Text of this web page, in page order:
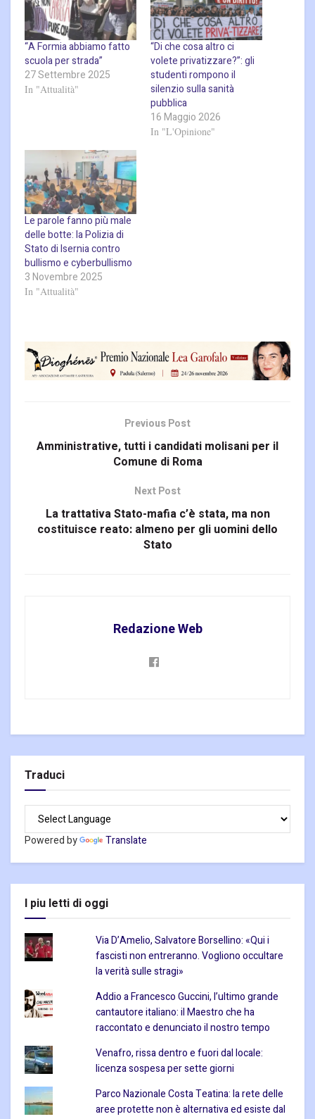
“A Formia abbiamo fatto
scuola per strada”
27 Settembre 2025
In "Attualità"
“Di che cosa altro ci
volete privatizzare?”: gli
studenti rompono il
silenzio sulla sanità
pubblica
16 Maggio 2026
In "L'Opinione"
Le parole fanno più male
delle botte: la Polizia di
Stato di Isernia contro
bullismo e cyberbullismo
3 Novembre 2025
In "Attualità"
Previous Post
Amministrative, tutti i candidati molisani per il
Comune di Roma
Next Post
La trattativa Stato-mafia c’è stata, ma non
costituisce reato: almeno per gli uomini dello
Stato
Redazione Web
Traduci
Powered by Translate
I piu letti di oggi
Via D’Amelio, Salvatore Borsellino: «Qui i
fascisti non entreranno. Vogliono occultare
la verità sulle stragi»
Addio a Francesco Guccini, l’ultimo grande
cantautore italiano: il Maestro che ha
raccontato e denunciato il nostro tempo
Venafro, rissa dentro e fuori dal locale:
licenza sospesa per sette giorni
Parco Nazionale Costa Teatina: la rete delle
aree protette non è alternativa ed esiste dal